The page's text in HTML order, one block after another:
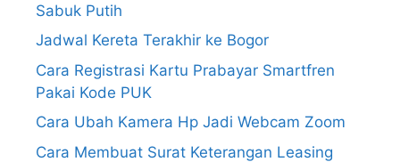
Sabuk Putih
Jadwal Kereta Terakhir ke Bogor
Cara Registrasi Kartu Prabayar Smartfren
Pakai Kode PUK
Cara Ubah Kamera Hp Jadi Webcam Zoom
Cara Membuat Surat Keterangan Leasing